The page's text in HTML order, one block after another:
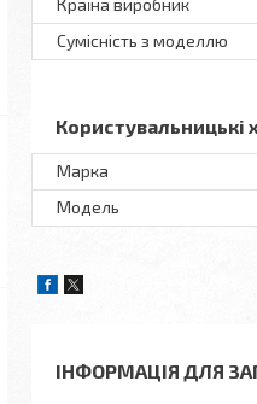
Країна виробник
Сумісність з моделлю
Користувальницькі
Марка
Мoдель
ІНФОРМАЦІЯ ДЛЯ